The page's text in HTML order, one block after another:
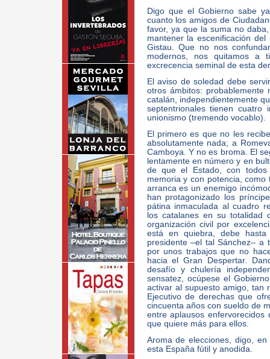
Digo que el Gobierno sabe
cuanto los amigos de
favor, ya que la suma no
mantener la escenificación
Gistau. Que no nos
modernos, nos quitamos a
excrecencia seminal de esta
El aviso de soledad debe
otros ámbitos:
catalán, independientemente
septentrionales tienen cuatro
unionismo (tremendo vocablo).
El primero es que no les
absolutamente nada; a
Camboya. Y no es broma. El
lentamente en número y en
de que el Estado, con
memoria y con potencia,
arranca es un enemigo
han protagonizado los
pátina inmaculada al cuadro
los catalanes en su totalidad
organización civil por
está en quiebra, debe
presidente –el tal Sánchez– a
por unos trabajos que no
hacia el Gran Despertar.
desafío y chulería
sensatez, ocúpese el
activar al supuesto amigo, tan
Ejecutivo de derechas que
cincuenta años con sueldo de
entre aplausos
que quiere más para ellos.
Aroma de elecciones, digo,
esta España fútil y anodida.